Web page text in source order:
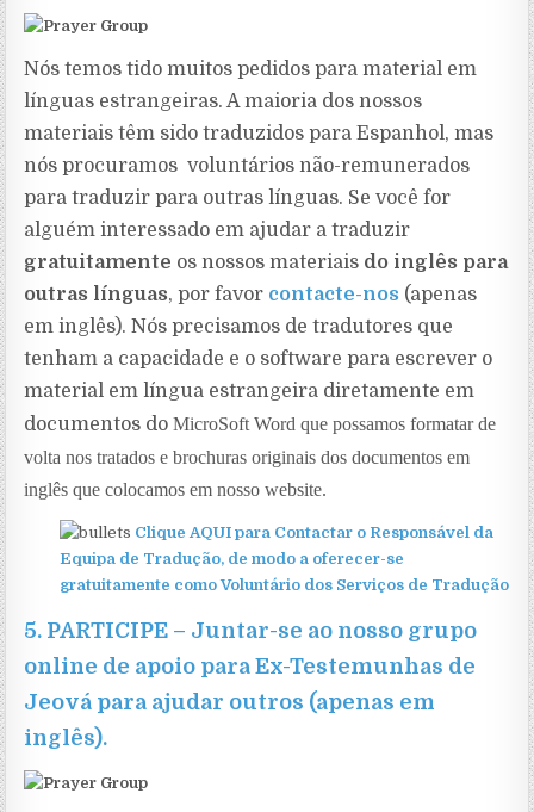
Nós temos tido muitos pedidos para material em
línguas estrangeiras. A maioria dos nossos
materiais têm sido traduzidos para Espanhol, mas
nós procuramos voluntários não-remunerados
para traduzir para outras línguas. Se você for
alguém interessado em ajudar a traduzir
gratuitamente os nossos materiais do inglês para
outras línguas, porfavor contacte-nos (apenas
em inglês). Nós precisamos de tradutores que
tenham a capacidade e o software para escrever o
material em língua estrangeira diretamente em
documentos doMicroSoft Word que possamos formatar de
volta nos tratados e brochuras originais dos documentos em
inglês que colocamos em nosso website.
Clique AQUI para Contactar o Responsável da
Equipa de Tradução, de modo a oferecer-se
gratuitamente como Voluntário dos Serviços de Tradução
5. PARTICIPE – Juntar-se ao nosso grupo
online de apoio para Ex-Testemunhas de
Jeová para ajudar outros (apenas em
inglês).